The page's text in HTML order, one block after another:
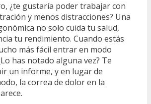
¿te gustaría poder trabajar con
y menos distracciones? Una
no solo cuida tu salud,
tu rendimiento. Cuando estás
más fácil entrar en modo
has notado alguna vez? Te
un informe, y en lugar de
la correa de dolor en la